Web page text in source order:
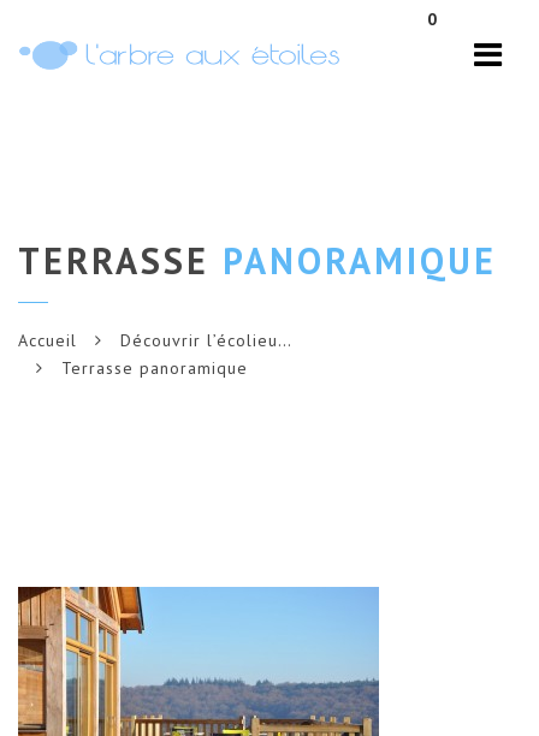
0
TERRASSE PANORAMIQUE
Accueil
Découvrir l’écolieu…
Terrasse panoramique